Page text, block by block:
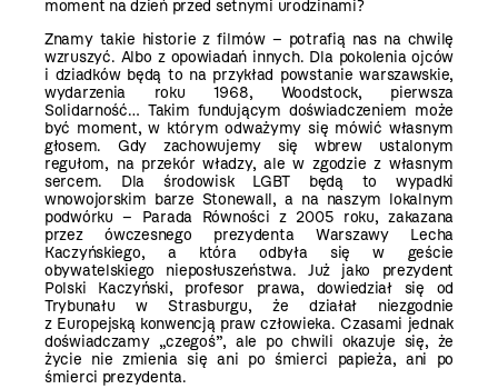
moment na dzień przed setnymi urodzinami?
Znamy takie historie z filmów – potrafią nas na chwilę
wzruszyć. Albo z opowiadań innych. Dla pokolenia ojców
i dziadków będą to na przykład powstanie warszawskie,
wydarzenia roku
1968, Woodstock, pierwsza
Solidarność… Takim fundującym doświadczeniem może
być moment, w którym odważymy się mówić własnym
głosem. Gdy zachowujemy się wbrew ustalonym
regułom, na przekór władzy, ale w zgodzie z własnym
sercem. Dla środowisk LGBT będą to wypadki
wnowojorskim barze Stonewall, a na naszym lokalnym
podwórku – Parada Równości z 2005 roku,zakazana
przez ówczesnego prezydenta Warszawy Lecha
Kaczyńskiego, a która odbyła się w geście
obywatelskiego nieposłuszeństwa. Już jako prezydent
Polski Kaczyński, profesor prawa, dowiedział się od
Trybunału w Strasburgu, że działał niezgodnie
z Europejską konwencją praw człowieka.Czasami jednak
doświadczamy „czegoś”, ale po chwili okazuje się, że
życie nie zmienia się ani po śmierci papieża, ani po
śmierci prezydenta.